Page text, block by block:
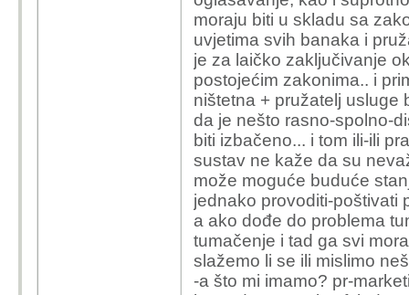
moraju biti u skladu sa
uvjetima svih banaka i
je za laičko zaključivanje
postojećim zakonima.. i
ništetna + pružatelj usluge
da je nešto rasno-spolno-
biti izbačeno... i tom ili-ili
sustav ne kaže da su
može moguće buduće
jednako provoditi-poštivati
a ako dođe do problema
tumačenje i tad ga svi
slažemo li se ili mislimo
-a što mi imamo? pr-